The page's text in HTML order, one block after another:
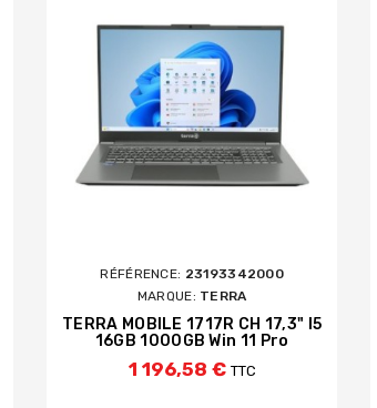
RÉFÉRENCE: 23193342000
MARQUE: TERRA
TERRA MOBILE 1717R CH 17,3" I5
16GB 1000GB Win 11 Pro
1 196,58 € TTC